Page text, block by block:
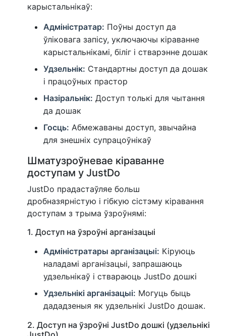
карыстальнікаў:
Адміністратар: Поўны доступ да
ўліковага запісу, уключаючы кіраванне
карыстальнікамі, біліг і стварэнне дошак
Удзельнік: Стандартны доступ да дошак
і працоўных прастор
Назіральнік: Доступ толькі для чытання
да дошак
Госць: Абмежаваны доступ, звычайна
для знешніх супрацоўнікаў
Шматузроўневае кіраванне
доступам у JustDo
JustDo прадастаўляе больш
дробназярністую і гібкую сістэму кіравання
доступам з трыма ўзроўнямі:
1. Доступ на ўзроўні арганізацыі
Адміністратары арганізацыі: Кіруюць
наладамі арганізацыі, запрашаюць
удзельнікаў і ствараюць JustDo дошкі
Удзельнікі арганізацыі: Могуць быць
дададзеныя як удзельнікі JustDo дошак.
2. Доступ на ўзроўні JustDo дошкі (удзельнікі